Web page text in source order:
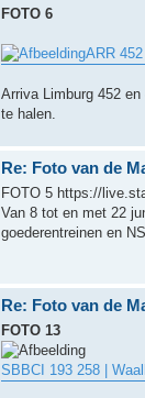
FOTO 6
ARR
Arriva Limburg 452
te halen.
Re: Foto van de
FOTO 5 https://
Van 8 tot en met 22
goederentreinen en
Re: Foto van de
FOTO 13
SBBCI 193 258 |